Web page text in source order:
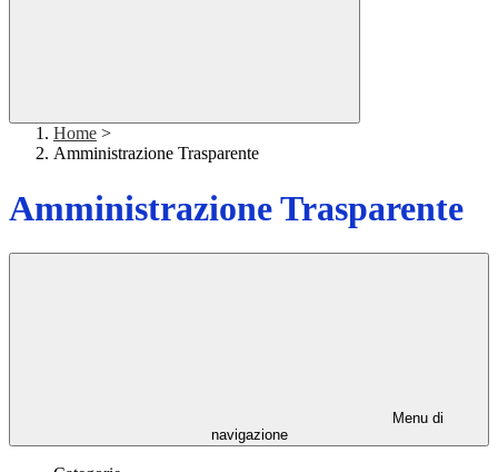
Home >
Amministrazione Trasparente
Amministrazione Trasparente
Menu di
navigazione